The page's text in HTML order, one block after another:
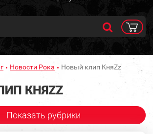
Новости Рока Новый клип КняZz
КНЯZZ
Показать рубрики